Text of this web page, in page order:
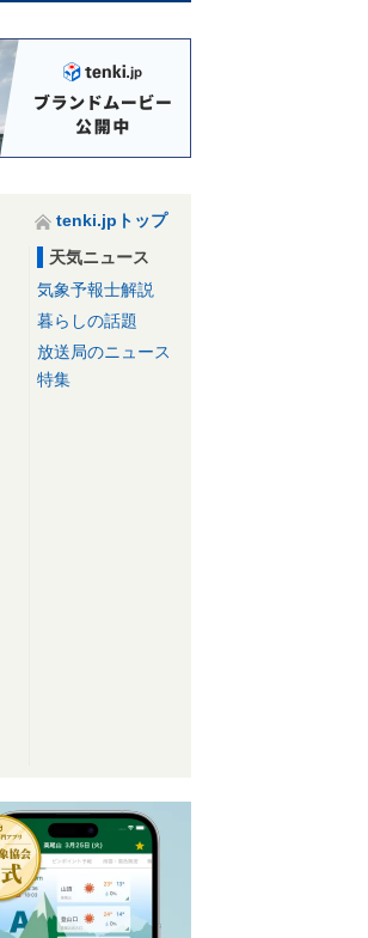
tenki.jpトップ
天気ニュース
気象予報士解説
暮らしの話題
放送局のニュース
特集